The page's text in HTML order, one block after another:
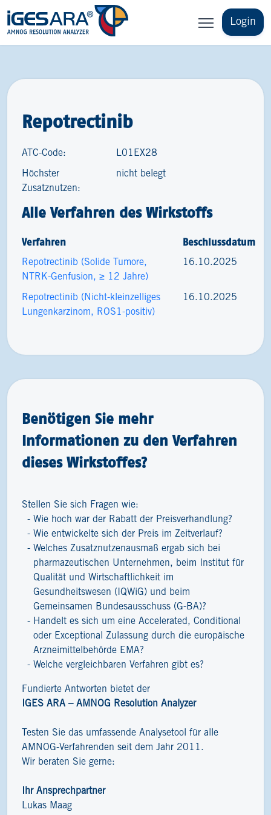
Login
Repotrectinib
ATC-Code: L01EX28
Höchster
Zusatznutzen:
nicht belegt
Alle Verfahren des Wirkstoffs
Verfahren Beschlussdatum
Repotrectinib (Solide Tumore,
NTRK-Genfusion, ≥ 12 Jahre)
16.10.2025
Repotrectinib (Nicht-kleinzelliges
Lungenkarzinom, ROS1-positiv)
16.10.2025
Benötigen Sie mehr
Informationen zu den Verfahren
dieses Wirkstoffes?
Stellen Sie sich Fragen wie:
Wie hoch war der Rabatt der Preisverhandlung?
Wie entwickelte sich der Preis im Zeitverlauf?
Welches Zusatznutzenausmaß ergab sich bei
pharmazeutischen Unternehmen, beim Institut für
Qualität und Wirtschaftlichkeit im
Gesundheitswesen (IQWiG) und beim
Gemeinsamen Bundesausschuss (G-BA)?
Handelt es sich um eine Accelerated, Conditional
oder Exceptional Zulassung durch die europäische
Arzneimittelbehörde EMA?
Welche vergleichbaren Verfahren gibt es?
Fundierte Antworten bietet der
IGES ARA – AMNOG Resolution Analyzer
Testen Sie das umfassende Analysetool für alle
AMNOG-Verfahrenden seit dem Jahr 2011.
Wir beraten Sie gerne:
Ihr Ansprechpartner
Lukas Maag